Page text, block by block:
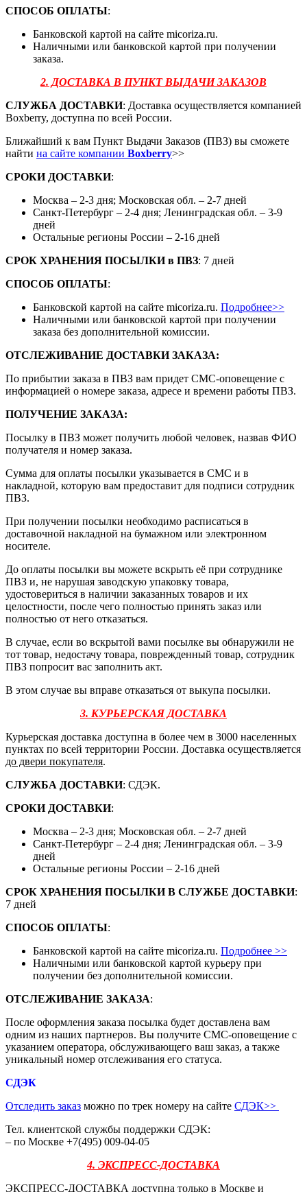
СПОСОБ ОПЛАТЫ:
Банковской картой на сайте micoriza.ru.
Наличными или банковской картой при получении
заказа.
2. ДОСТАВКА В ПУНКТ ВЫДАЧИ ЗАКАЗОВ
СЛУЖБА ДОСТАВКИ: Доставка осуществляется компанией
Boxberry, доступна по всей России.
Ближайший к вам Пункт Выдачи Заказов (ПВЗ) вы сможете
найти на сайте компании Boxberry>>
СРОКИ ДОСТАВКИ:
Москва – 2-3 дня; Московская обл. – 2-7 дней
Санкт-Петербург – 2-4 дня; Ленинградская обл. – 3-9
дней
Остальные регионы России – 2-16 дней
СРОК ХРАНЕНИЯ ПОСЫЛКИ в ПВЗ: 7 дней
СПОСОБ ОПЛАТЫ:
Банковской картой на сайте micoriza.ru. Подробнее>>
Наличными или банковской картой при получении
заказа без дополнительной комиссии.
ОТСЛЕЖИВАНИЕ ДОСТАВКИ ЗАКАЗА:
По прибытии заказа в ПВЗ вам придет СМС-оповещение с
информацией о номере заказа, адресе и времени работы ПВЗ.
ПОЛУЧЕНИЕ ЗАКАЗА:
Посылку в ПВЗ может получить любой человек, назвав ФИО
получателя и номер заказа.
Сумма для оплаты посылки указывается в СМС и в
накладной, которую вам предоставит для подписи сотрудник
ПВЗ.
При получении посылки необходимо расписаться в
доставочной накладной на бумажном или электронном
носителе.
До оплаты посылки вы можете вскрыть её при сотруднике
ПВЗ и, не нарушая заводскую упаковку товара,
удостовериться в наличии заказанных товаров и их
целостности, после чего полностью принять заказ или
полностью от него отказаться.
В случае, если во вскрытой вами посылке вы обнаружили не
тот товар, недостачу товара, поврежденный товар, сотрудник
ПВЗ попросит вас заполнить акт.
В этом случае вы вправе отказаться от выкупа посылки.
3. КУРЬЕРСКАЯ ДОСТАВКА
Курьерская доставка доступна в более чем в 3000 населенных
пунктах по всей территории России. Доставка осуществляется
до двери покупателя.
СЛУЖБА ДОСТАВКИ: СДЭК.
СРОКИ ДОСТАВКИ:
Москва – 2-3 дня; Московская обл. – 2-7 дней
Санкт-Петербург – 2-4 дня; Ленинградская обл. – 3-9
дней
Остальные регионы России – 2-16 дней
СРОК ХРАНЕНИЯ ПОСЫЛКИ В СЛУЖБЕ ДОСТАВКИ:
7 дней
СПОСОБ ОПЛАТЫ:
Банковской картой на сайте micoriza.ru. Подробнее >>
Наличными или банковской картой курьеру при
получении без дополнительной комиссии.
ОТСЛЕЖИВАНИЕ ЗАКАЗА:
После оформления заказа посылка будет доставлена вам
одним из наших партнеров. Вы получите СМС-оповещение с
указанием оператора, обслуживающего ваш заказ, а также
уникальный номер отслеживания его статуса.
СДЭК
Отследить заказ можно по трек номеру на сайте СДЭК>>
Тел. клиентской службы поддержки СДЭК:
– по Москве +7(495) 009-04-05
4. ЭКСПРЕСС-ДОСТАВКА
ЭКСПРЕСС-ДОСТАВКА доступна только в Москве и